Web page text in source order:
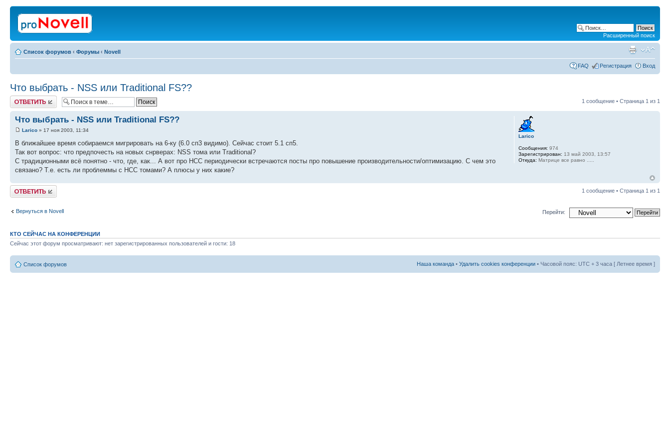
Расширенный поиск
Список форумов ‹ Форумы ‹ Novell
FAQ Регистрация Вход
Что выбрать - NSS или Traditional FS??
Ответить 1 сообщение • Страница 1 из 1
Что выбрать - NSS или Traditional FS??
Larico » 17 ноя 2003, 11:34
В ближайшее время собираемся мигрировать на 6-ку (6.0 сп3 видимо). Сейчас стоит 5.1 сп5.
Так вот вопрос: что предпочесть на новых снрверах: NSS тома или Traditional?
С традиционными всё понятно - что, где, как... А вот про НСС периодически встречаются посты про повышение производительности/оптимизацию. С чем это
связано? Т.е. есть ли проблеммы с НСС томами? А плюсы у них какие?
Larico
Сообщения: 974
Зарегистрирован: 13 май 2003, 13:57
Откуда: Матрице все равно .....
Ответить 1 сообщение • Страница 1 из 1
Вернуться в Novell Перейти:
КТО СЕЙЧАС НА КОНФЕРЕНЦИИ
Сейчас этот форум просматривают: нет зарегистрированных пользователей и гости: 18
Список форумов Наша команда • Удалить cookies конференции • Часовой пояс: UTC + 3 часа [ Летнее время ]